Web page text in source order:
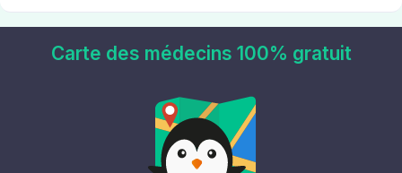
Carte des médecins 100% gratuit